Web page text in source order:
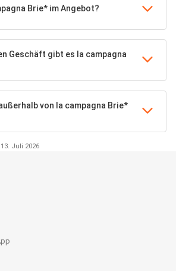
Brie* im Angebot?
Geschäft gibt es la campagna
von la campagna Brie*
Juli 2026